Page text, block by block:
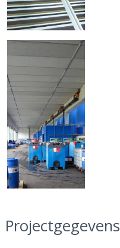
Projectgegevens